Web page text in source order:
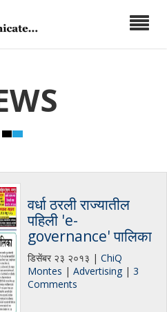
Toggle
वर्धा ठरली राज्यातील
पहिली 'e-
governance' पालिका
डिसेंबर २३ २०१३ | ChiQ
Montes | Advertising | 3
Comments